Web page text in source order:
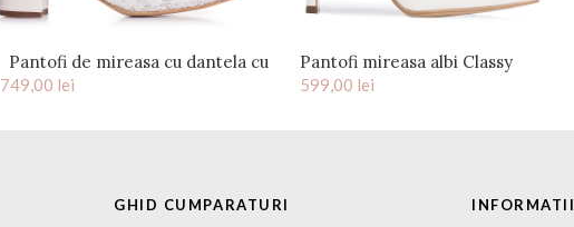
Pantofi de mireasa cu dantela cu
toc mic 5 cm Anabelle
749,00 lei
Pantofi mireasa albi Classy
599,00 lei
GHID CUMPARATURI INFORMATII